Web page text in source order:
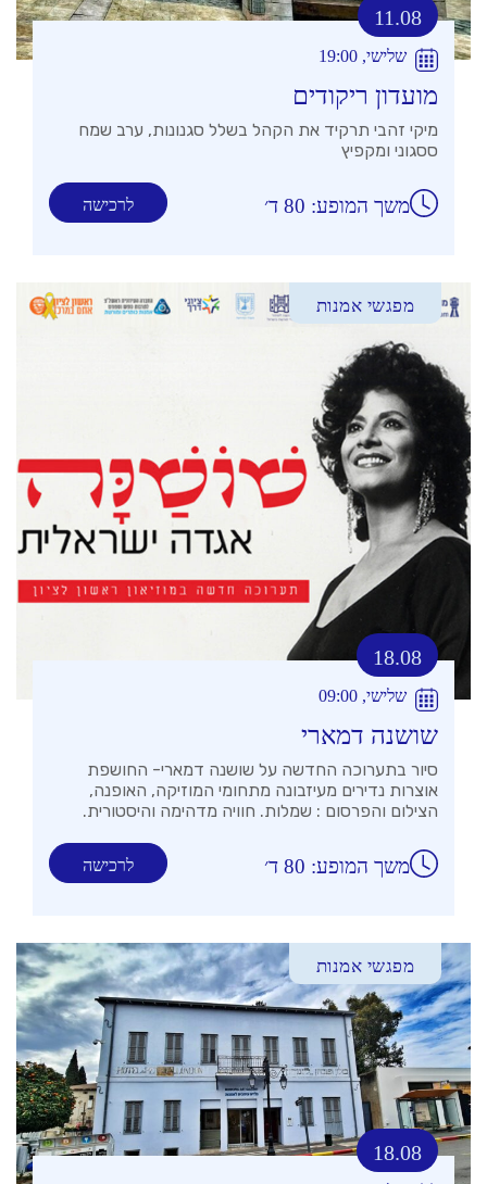
11.08
שלישי, 19:00
מועדון ריקודים
מיקי זהבי תרקיד את הקהל בשלל סגנונות, ערב שמח
ססגוני ומקפיץ
לרכישה משך המופע: 80 ד׳
מפגשי אמנות
18.08
שלישי, 09:00
שושנה דמארי
סיור בתערוכה החדשה על שושנה דמארי- החושפת
אוצרות נדירים מעיזבונה מתחומי המוזיקה, האופנה,
הצילום והפרסום : שמלות. חוויה מדהימה והיסטורית.
לרכישה משך המופע: 80 ד׳
מפגשי אמנות
18.08